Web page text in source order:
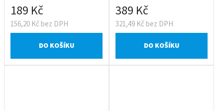
156,20 Kč bez DPH
189 Kč
DO KOŠÍKU
321,49 Kč bez DPH
389 Kč
DO KOŠÍKU